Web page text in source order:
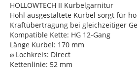
HOLLOWTECH II Kurbelgarnitur
Hohl ausgestaltete Kurbel sorgt für
Kraftübertragung bei gleichzeitiger
Kompatible Kette: HG 12-Gang
Länge Kurbel: 170 mm
⌀ Lochkreis: Direct
Kettenlinie: 52 mm